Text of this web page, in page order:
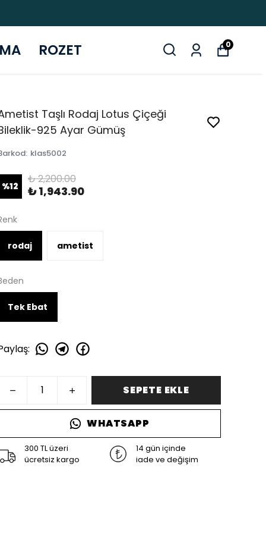
ROZET 0
Taşlı Rodaj Lotus Çiçeği
925 Ayar Gümüş
: klas5002
%12
₺ 2,200.00
₺ 1,943.90
rodaj ametist
Tek Ebat
:
SEPETE EKLE
WHATSAPP
300 TL üzeri
ücretsiz kargo
14 gün içinde
iade ve değişim